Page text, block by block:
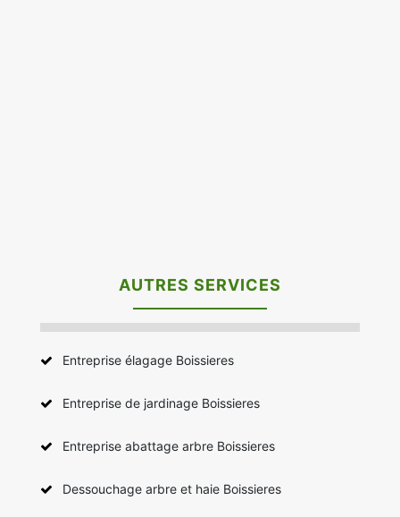
AUTRES SERVICES
Entreprise élagage Boissieres
Entreprise de jardinage Boissieres
Entreprise abattage arbre Boissieres
Dessouchage arbre et haie Boissieres